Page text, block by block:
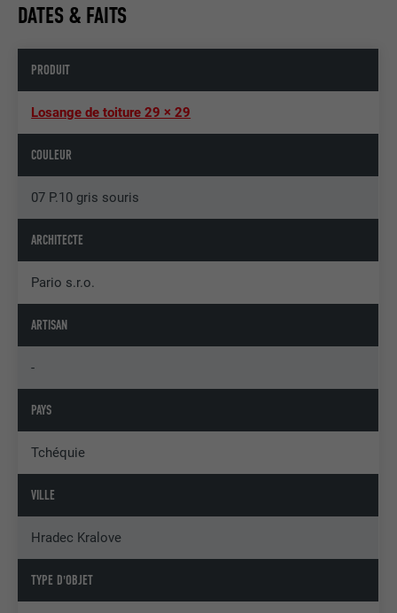
DATES & FAITS
PRODUIT
Losange de toiture 29 × 29
COULEUR
07 P.10 gris souris
ARCHITECTE
Pario s.r.o.
ARTISAN
-
PAYS
Tchéquie
VILLE
Hradec Kralove
TYPE D'OBJET